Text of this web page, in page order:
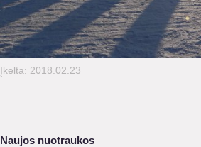
Įkelta: 2018.02.23
Naujos nuotraukos